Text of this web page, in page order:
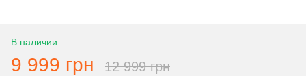
В наличии
9 999 грн 12 999 грн